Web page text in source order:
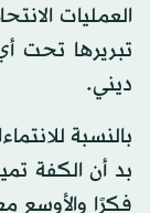
العمليات
تبريرها تحت
ديني.
بالنسبة
بد أن الكفة
فكرًا والأوسع